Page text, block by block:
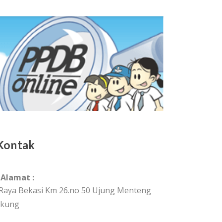
Alamat :
Bekasi Km 26.no 50 Ujung Menteng